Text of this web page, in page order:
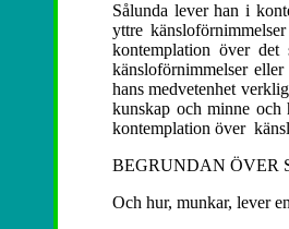
Sålunda lever han i
yttre
kontemplation över
känsloförnimmelser
hans medvetenhet
kunskap och minne
kontemplation över
BEGRUNDAN ÖVER
Och hur, munkar, lever